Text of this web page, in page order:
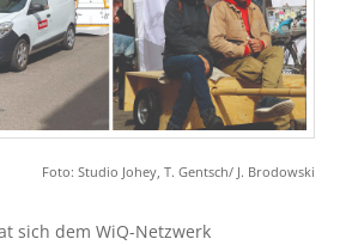
Foto: Studio Johey, T. Gentsch/ J. Brodowski
sich dem WiQ-Netzwerk